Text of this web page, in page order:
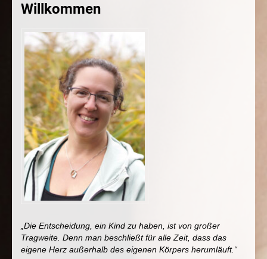
Willkommen
„Die Entscheidung, ein Kind zu haben, ist von großer
Tragweite. Denn man beschließt für alle Zeit, dass das
eigene Herz außerhalb des eigenen Körpers herumläuft.“